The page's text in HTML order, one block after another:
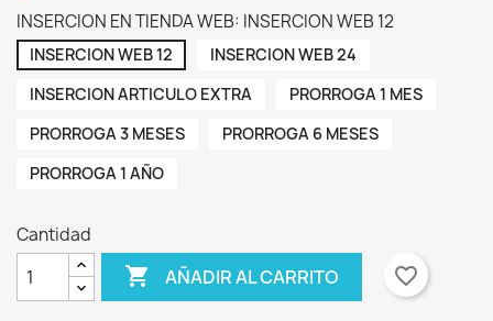
INSERCION EN TIENDA WEB: INSERCION WEB 12
INSERCION WEB 12
INSERCION WEB 24
INSERCION ARTICULO EXTRA
PRORROGA 1 MES
PRORROGA 3 MESES
PRORROGA 6 MESES
PRORROGA 1 AÑO
Cantidad
 AÑADIR AL CARRITO favorite_border